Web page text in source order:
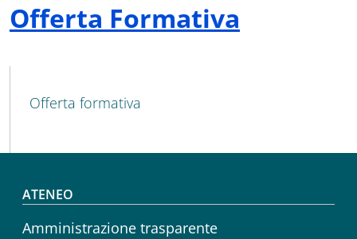
Offerta Formativa
MENU CEV SECOND NAVIGATION
Offerta formativa
Footer menu
ATENEO
Amministrazione trasparente